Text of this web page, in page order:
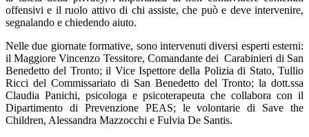
offensivi e il ruolo attivo di chi assiste, che può e deve intervenire,
segnalando e chiedendo aiuto.
Nelle due giornate formative, sono intervenuti diversi esperti esterni:
il Maggiore Vincenzo Tessitore, Comandante dei Carabinieri di San
Benedetto del Tronto; il Vice Ispettore della Polizia di Stato, Tullio
Ricci del Commissariato di San Benedetto del Tronto; la dott.ssa
Claudia Panichi, psicologa e psicoterapeuta che collabora con il
Dipartimento di Prevenzione PEAS; le volontarie di Save the
Children, Alessandra Mazzocchi e Fulvia De Santis.